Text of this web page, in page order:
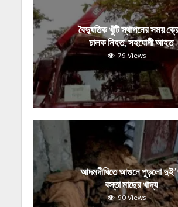
বৈদ্যুতিক খুঁটি স্থাপনের সময়
চালক নিহত, সহযোগী আহত
79 Views
আদমদীঘিতে আগুনে পুড়লো
বস্তা মাছের খাদ্য
90 Views